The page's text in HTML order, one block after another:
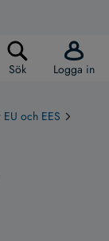
Sök Logga in
och EES